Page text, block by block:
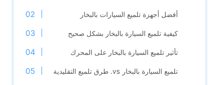
أفضل أجهزة تلميع السيارات بالبخار
كيفية تلميع السيارة بالبخار بشكل صحيح
تأثير تلميع السيارة بالبخار على المحرك
تلميع السيارة بالبخار vs. طرق تلميع التقليدية